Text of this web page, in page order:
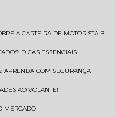
A CARTEIRA DE MOTORISTA B
DICAS ESSENCIAIS
APRENDA COM SEGURANÇA
AO VOLANTE!
MERCADO